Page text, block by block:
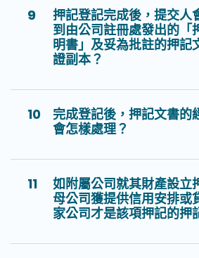
9
押記登記完成後，提交人
到由公司註冊處發出的「
明書」及妥為批註的押記
證副本？
10
完成登記後，押記文書的
會怎樣處理？
11
如附屬公司就其財產設立
母公司獲提供信用安排或
家公司才是該項押記的押